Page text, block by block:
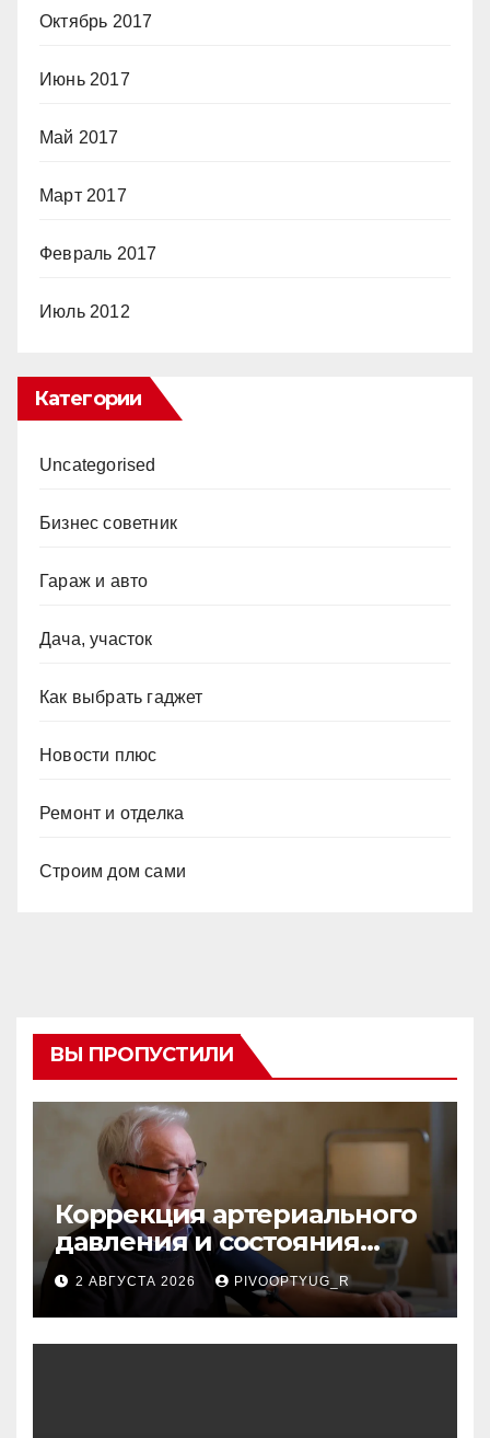
Октябрь 2017
Июнь 2017
Май 2017
Март 2017
Февраль 2017
Июль 2012
Категории
Uncategorised
Бизнес советник
Гараж и авто
Дача, участок
Как выбрать гаджет
Новости плюс
Ремонт и отделка
Строим дом сами
ВЫ ПРОПУСТИЛИ
Коррекция артериального
давления и состояния
сосудов в профилактике
инсульта
2 АВГУСТА 2026 PIVOOPTYUG_R